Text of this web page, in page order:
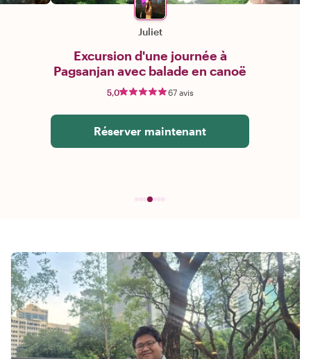
Juliet
Excursion d'une journée à
Pagsanjan avec balade en canoë
5,0 67 avis
Réserver maintenant